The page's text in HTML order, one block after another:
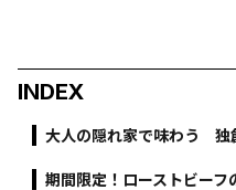
INDEX
大人の隠れ家で味わう 独
期間限定！ローストビーフ